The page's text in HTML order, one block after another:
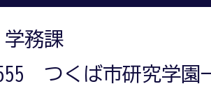
務課
つくば市研究学園